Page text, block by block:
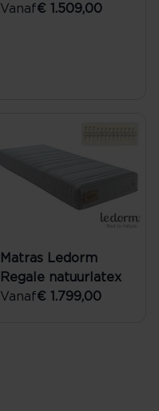
Vanaf€ 1.509,00
Matras Ledorm
Regale natuurlatex
Vanaf€ 1.799,00